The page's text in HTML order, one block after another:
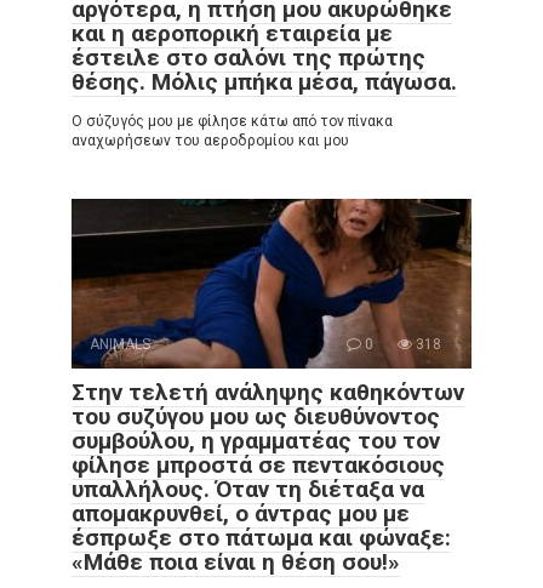
αργότερα, η πτήση μου ακυρώθηκε
και η αεροπορική εταιρεία με
έστειλε στο σαλόνι της πρώτης
θέσης. Μόλις μπήκα μέσα, πάγωσα.
Ο σύζυγός μου με φίλησε κάτω από τον πίνακα
αναχωρήσεων του αεροδρομίου και μου
ANIMALS 0 318
Στην τελετή ανάληψης καθηκόντων
του συζύγου μου ως διευθύνοντος
συμβούλου, η γραμματέας του τον
φίλησε μπροστά σε πεντακόσιους
υπαλλήλους. Όταν τη διέταξα να
απομακρυνθεί, ο άντρας μου με
έσπρωξε στο πάτωμα και φώναξε:
«Μάθε ποια είναι η θέση σου!»